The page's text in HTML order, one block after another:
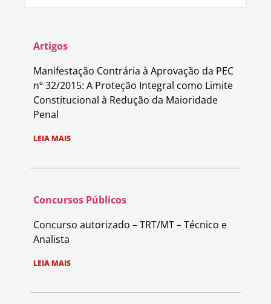
Artigos
Manifestação Contrária à Aprovação da PEC
nº 32/2015: A Proteção Integral como Limite
Constitucional à Redução da Maioridade
Penal
LEIA MAIS
Concursos Públicos
Concurso autorizado – TRT/MT – Técnico e
Analista
LEIA MAIS